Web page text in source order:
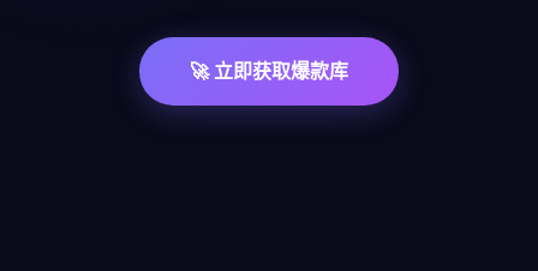
🚀 立即获取爆款库